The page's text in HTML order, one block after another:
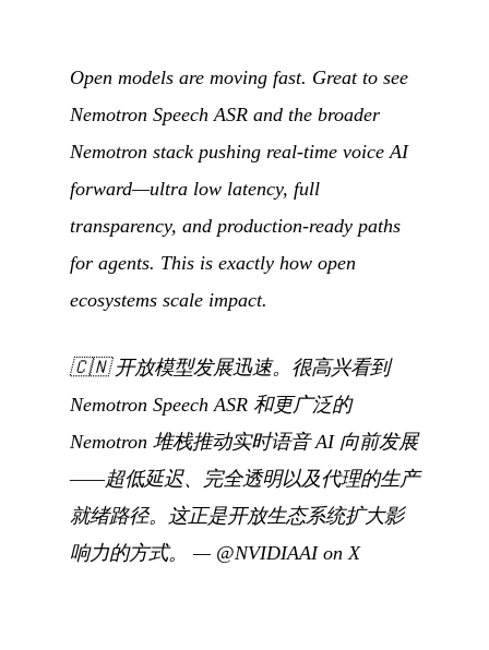
Open models are moving fast. Great to see
Nemotron Speech ASR and the broader
Nemotron stack pushing real-time voice AI
forward—ultra low latency, full
transparency, and production-ready paths
for agents. This is exactly how open
ecosystems scale impact.
🇨🇳开放模型发展迅速。很高兴看到
Nemotron Speech ASR 和更广泛的
Nemotron 堆栈推动实时语音 AI 向前发展
——超低延迟、完全透明以及代理的生产
就绪路径。这正是开放生态系统扩大影
响力的方式。
— @NVIDIAAI on X